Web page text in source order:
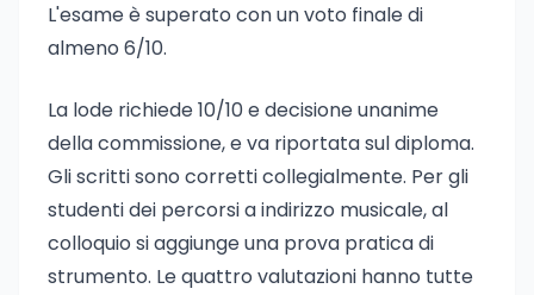
L'esame è superato con un voto finale di
almeno 6/10.
La lode richiede 10/10 e decisione unanime
della commissione, e va riportata sul diploma.
Gli scritti sono corretti collegialmente. Per gli
studenti dei percorsi a indirizzo musicale, al
colloquio si aggiunge una prova pratica di
strumento. Le quattro valutazioni hanno tutte